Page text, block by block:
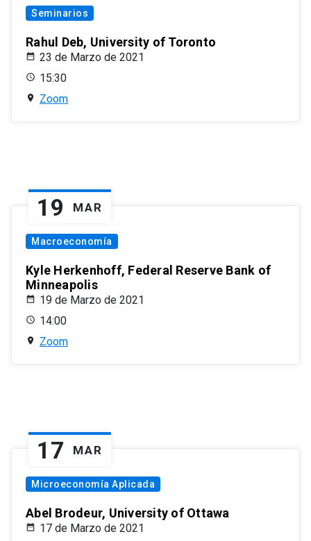
Seminarios
Rahul Deb, University of Toronto
23 de Marzo de 2021
15:30
Zoom
19 MAR
Macroeconomía
Kyle Herkenhoff, Federal Reserve Bank of
Minneapolis
19 de Marzo de 2021
14:00
Zoom
17 MAR
Microeconomía Aplicada
Abel Brodeur, University of Ottawa
17 de Marzo de 2021